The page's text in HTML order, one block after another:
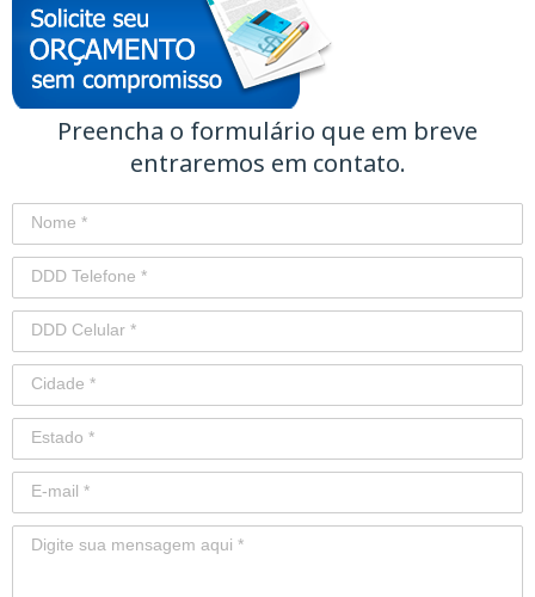
Preencha o formulário que em breve
entraremos em contato.